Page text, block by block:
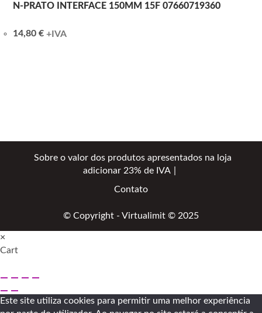
N-PRATO INTERFACE 150MM 15F 07660719360
14,80€ +IVA
Sobre o valor dos produtos apresentados na loja
adicionar 23% de IVA
Contato
© Copyright - Virtualimit © 2025
×
Cart
Este site utiliza cookies para permitir uma melhor experiência